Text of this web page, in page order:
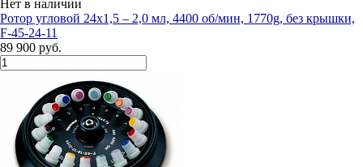
Нет в наличии
Ротор угловой 24x1,5 – 2,0 мл, 4400 об/мин, 1770g, без крышки,
F-45-24-11
89 900 руб.